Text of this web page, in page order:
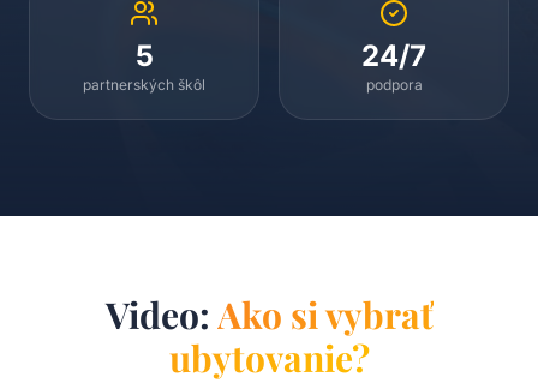
5
partnerských škôl
24/7
podpora
Video: Ako si vybrať
ubytovanie?